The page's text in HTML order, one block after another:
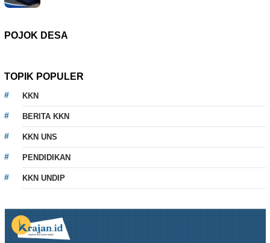
POJOK DESA
TOPIK POPULER
KKN
BERITA KKN
KKN UNS
PENDIDIKAN
KKN UNDIP